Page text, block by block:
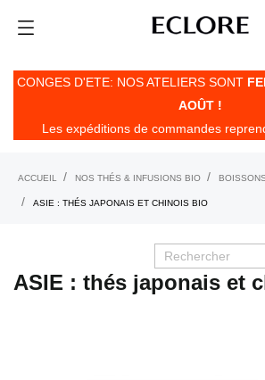
CONGES D'ETE: NOS ATELIERS SONT
AOÛT !
Les expéditions de commandes
ACCUEIL NOS THÉS & INFUSIONS BIO
ASIE : THÉS JAPONAIS ET CHINOIS BIO
ASIE : thés japonais et